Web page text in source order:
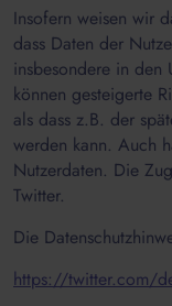
Insofern weisen wir
dass Daten der
insbesondere in den
können gesteigerte
als dass z.B. der
werden kann. Auch
Nutzerdaten. Die
Twitter.
Die
https://twitter.com/